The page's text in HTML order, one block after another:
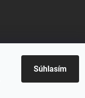
Súhlasím